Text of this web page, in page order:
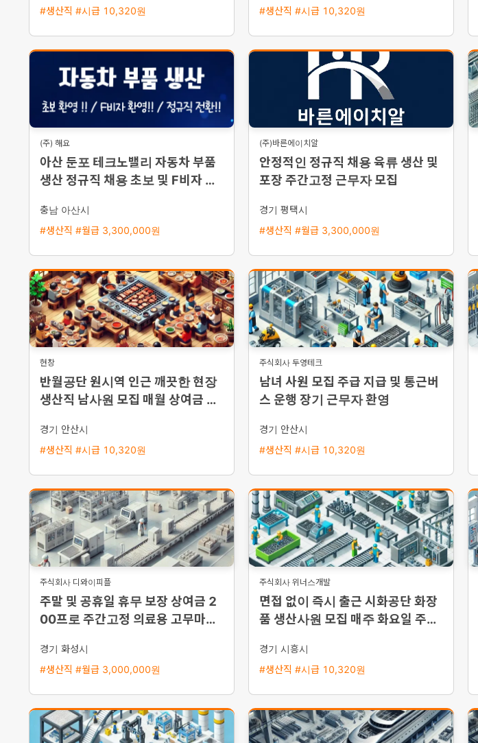
#생산직 #시급 10,320원
#생산직 #시급 10,320원
(주) 해요
아산 둔포 테크노밸리 자동차 부품
생산 정규직 채용 초보 및 F비자 환
충남 아산시
#생산직 #월급 3,300,000원
(주)바른에이치알
안정적인 정규직 채용 육류 생산 및
포장 주간고정 근무자 모집
경기 평택시
#생산직 #월급 3,300,000원
현창
반월공단 원시역 인근 깨끗한 현장
생산직 남사원 모집 매월 상여금 약
경기 안산시
#생산직 #시급 10,320원
주식회사 두영테크
남녀 사원 모집 주급 지급 및 통근버
스 운행 장기 근무자 환영
경기 안산시
#생산직 #시급 10,320원
주식회사 디와이피플
주말 및 공휴일 휴무 보장 상여금 2
00프로 주간고정 의료용 고무마개
경기 화성시
#생산직 #월급 3,000,000원
주식회사 위너스개발
면접 없이 즉시 출근 시화공단 화장
품 생산사원 모집 매주 화요일 주급
경기 시흥시
#생산직 #시급 10,320원